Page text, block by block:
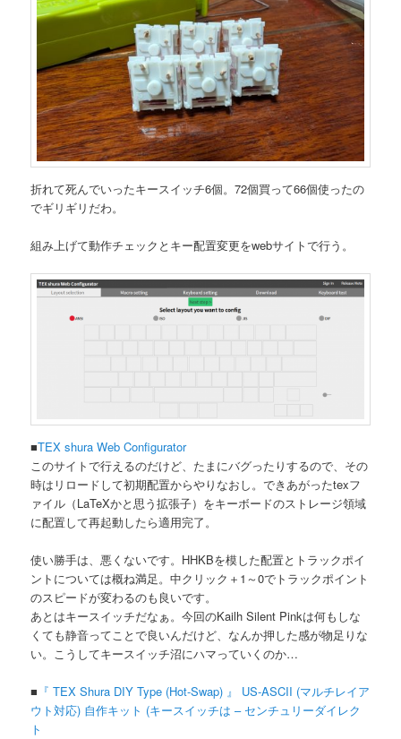
折れて死んでいったキースイッチ6個。72個買って66個使ったの
でギリギリだわ。
組み上げて動作チェックとキー配置変更をwebサイトで行う。
■TEX shura Web Configurator
このサイトで行えるのだけど、たまにバグったりするので、その
時はリロードして初期配置からやりなおし。できあがったtexフ
ァイル（LaTeXかと思う拡張子）をキーボードのストレージ領域
に配置して再起動したら適用完了。
使い勝手は、悪くないです。HHKBを模した配置とトラックポイ
ントについては概ね満足。中クリック＋1～0でトラックポイント
のスピードが変わるのも良いです。
あとはキースイッチだなぁ。今回のKailh Silent Pinkは何もしな
くても静音ってことで良いんだけど、なんか押した感が物足りな
い。こうしてキースイッチ沼にハマっていくのか…
■ 『 TEX Shura DIY Type (Hot-Swap) 』 US-ASCII (マルチレイア
ウト対応) 自作キット (キースイッチは – センチュリーダイレク
ト